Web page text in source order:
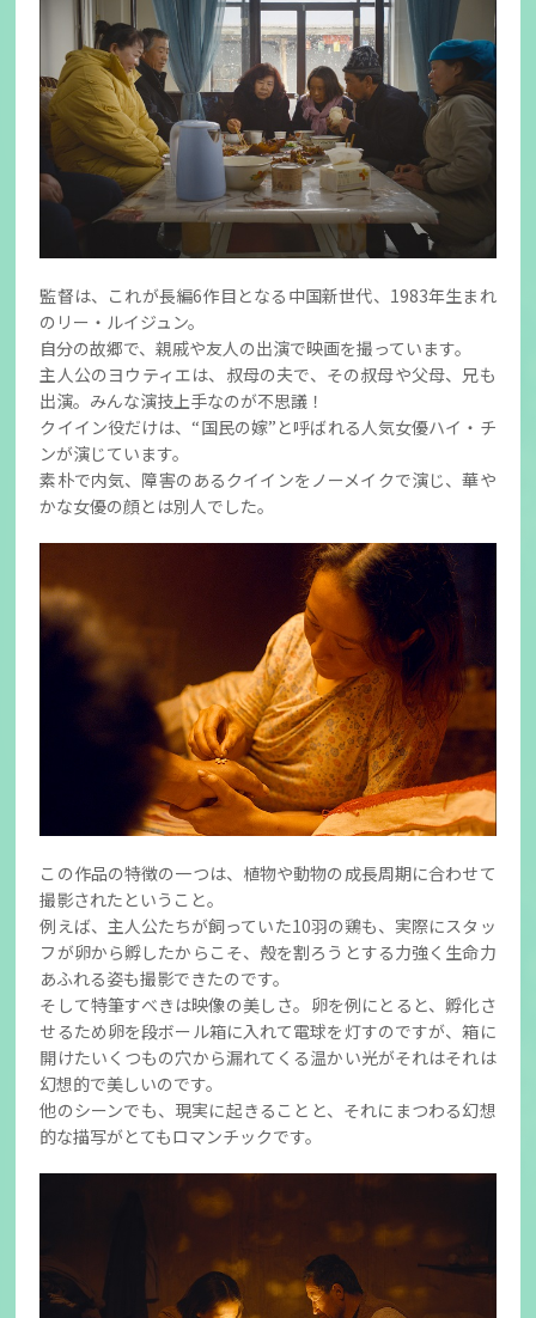
監督は、これが長編6作目となる中国新世代、1983年生まれ
のリー・ルイジュン。
自分の故郷で、親戚や友人の出演で映画を撮っています。
主人公のヨウティエは、叔母の夫で、その叔母や父母、兄も
出演。みんな演技上手なのが不思議！
クイイン役だけは、“国民の嫁”と呼ばれる人気女優ハイ・チ
ンが演じています。
素朴で内気、障害のあるクイインをノーメイクで演じ、華や
かな女優の顔とは別人でした。
この作品の特徴の一つは、植物や動物の成長周期に合わせて
撮影されたということ。
例えば、主人公たちが飼っていた10羽の鶏も、実際にスタッ
フが卵から孵したからこそ、殻を割ろうとする力強く生命力
あふれる姿も撮影できたのです。
そして特筆すべきは映像の美しさ。卵を例にとると、孵化さ
せるため卵を段ボール箱に入れて電球を灯すのですが、箱に
開けたいくつもの穴から漏れてくる温かい光がそれはそれは
幻想的で美しいのです。
他のシーンでも、現実に起きることと、それにまつわる幻想
的な描写がとてもロマンチックです。